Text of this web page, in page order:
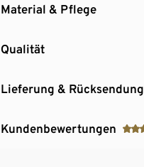
Material & Pflege
Qualität
Lieferung & Rücksendung
Kundenbewertungen